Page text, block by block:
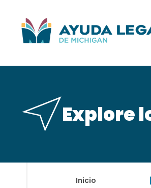
al
contenido
Explore
Inicio